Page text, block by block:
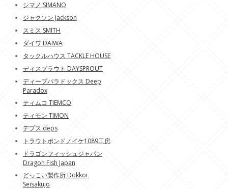
シマノ SIMANO
ジャクソン Jackson
スミス SMITH
ダイワ DAIWA
タックルハウス TACKLE HOUSE
ディスプラウト DAYSPROUT
ディープパラドックス Deep
Paradox
ティムコ TIEMCO
ティモン TIMON
デプス deps
トラウトポンドノイケ1089工房
ドラゴンフィッシュジャパン
Dragon Fish Japan
どっこい製作所 Dokkoi
Seisakujo